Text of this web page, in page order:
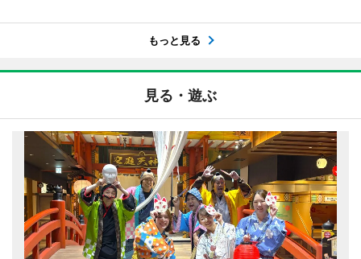
もっと見る
見る・遊ぶ